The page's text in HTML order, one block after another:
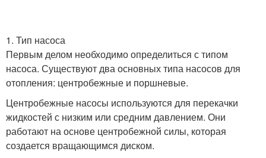
1. Тип насоса
Первым делом необходимо определиться с типом
насоса. Существуют два основных типа насосов для
отопления: центробежные и поршневые.
Центробежные насосы используются для перекачки
жидкостей с низким или средним давлением. Они
работают на основе центробежной силы, которая
создается вращающимся диском.